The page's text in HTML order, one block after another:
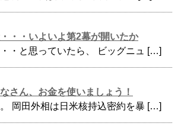
・・いよいよ第2幕が開いたか
・と思っていたら、 ビッグニュ […]
さん、お金を使いましょう！
岡田外相は日米核持込密約を暴 […]